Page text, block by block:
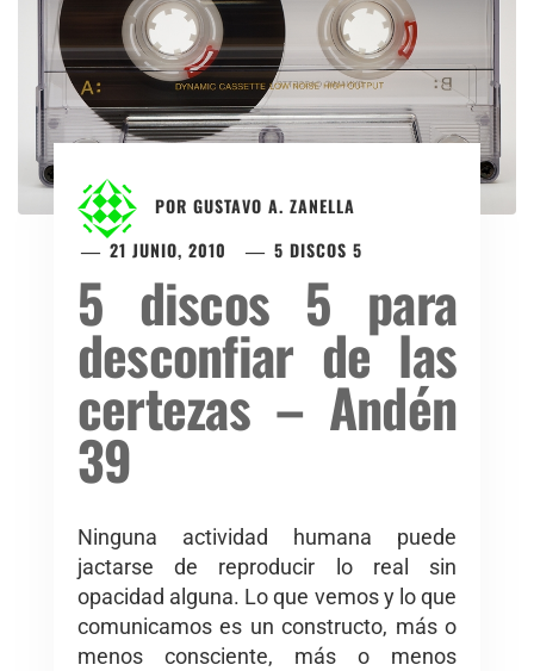
POR GUSTAVO A. ZANELLA
21 JUNIO, 2010
5 DISCOS 5
5 discos 5 para
desconfiar de las
certezas – Andén
39
Ninguna actividad humana puede
jactarse de reproducir lo real sin
opacidad alguna. Lo que vemos y lo que
comunicamos es un constructo, más o
menos consciente, más o menos